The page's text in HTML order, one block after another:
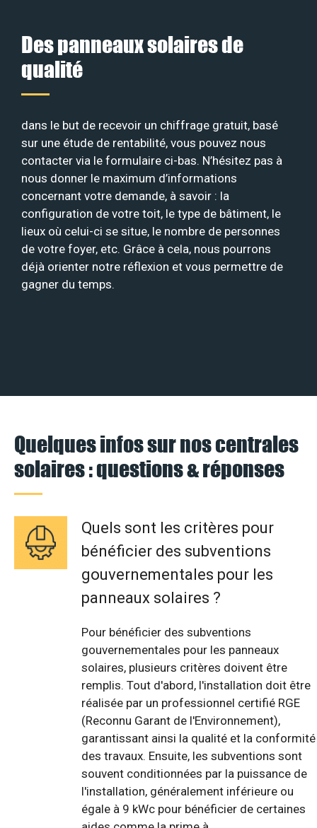
Des panneaux solaires de
qualité
dans le but de recevoir un chiffrage gratuit, basé
sur une étude de rentabilité, vous pouvez nous
contacter via le formulaire ci-bas. N’hésitez pas à
nous donner le maximum d’informations
concernant votre demande, à savoir : la
configuration de votre toit, le type de bâtiment, le
lieux où celui-ci se situe, le nombre de personnes
de votre foyer, etc. Grâce à cela, nous pourrons
déjà orienter notre réflexion et vous permettre de
gagner du temps.
Quelques infos sur nos centrales
solaires : questions & réponses
Quels sont les critères pour
bénéficier des subventions
gouvernementales pour les
panneaux solaires ?
Pour bénéficier des subventions
gouvernementales pour les panneaux
solaires, plusieurs critères doivent être
remplis. Tout d'abord, l'installation doit être
réalisée par un professionnel certifié RGE
(Reconnu Garant de l'Environnement),
garantissant ainsi la qualité et la conformité
des travaux. Ensuite, les subventions sont
souvent conditionnées par la puissance de
l'installation, généralement inférieure ou
égale à 9 kWc pour bénéficier de certaines